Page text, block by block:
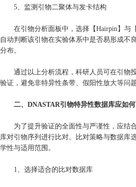
5、监测引物二聚体与发卡结构
在引物分析面板中，选择【Hairpin】与
自动判断该引物在实验体系中是否易形成不
分布。
通过以上分析流程，科研人员可在引物
验证，避免非特异性条带、假阳性放大等问题
二、DNASTAR引物特异性数据库应如
为了提升验证的全面性与严谨性，应结
库对引物序列进行比对。比对策略与数据库
学性与适用范围。
1、选择适合的比对数据库